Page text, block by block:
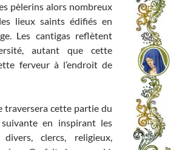
pèlerins alors nombreux
lieux saints édifiés en
Les cantigas reflètent
autant que cette
ferveur à l’endroit de
traversera cette partie du
en inspirant les
clercs, religieux,